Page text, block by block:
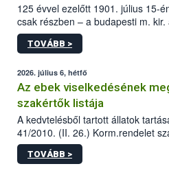
125 évvel ezelőtt 1901. július 15-
csak részben – a budapesti m.
állomás a Kis Rókus utca 15.
tervezett új épületébe.
TOVÁBB >
2026. július 6, hétfő
Az ebek viselkedésének
szakértők listája
A kedvtelésből tartott állatok
41/2010. (II. 26.) Korm.rendelet
sérülés, illetve ennek veszélye
hatósági feladatokat, valamint a
TOVÁBB >